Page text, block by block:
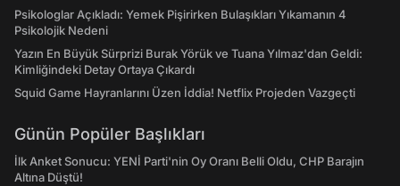
Psikologlar Açıkladı: Yemek Pişirirken Bulaşıkları Yıkamanın 4
Psikolojik Nedeni
Yazın En Büyük Sürprizi Burak Yörük ve Tuana Yılmaz'dan Geldi:
Kimliğindeki Detay Ortaya Çıkardı
Squid Game Hayranlarını Üzen İddia! Netflix Projeden Vazgeçti
Günün Popüler Başlıkları
İlk Anket Sonucu: YENİ Parti'nin Oy Oranı Belli Oldu, CHP Barajın
Altına Düştü!